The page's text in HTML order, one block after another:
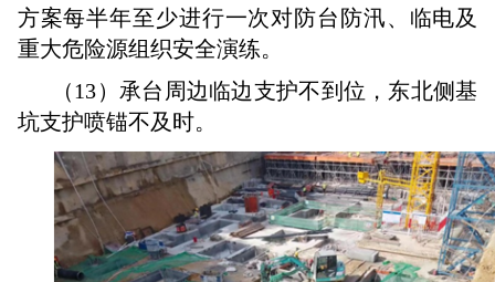
方案每半年至少进行一次对防台防汛、临电及
重大危险源组织安全演练。
（13）承台周边临边支护不到位，东北侧基
坑支护喷锚不及时。